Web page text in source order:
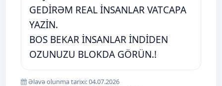
GEDİRƏM REAL İNSANLAR VATCAPA
YAZİN.
BOS BEKAR İNSANLAR İNDİDEN
OZUNUZU BLOKDA GÖRÜN.!
Əlavə olunma tarixi: 04.07.2026